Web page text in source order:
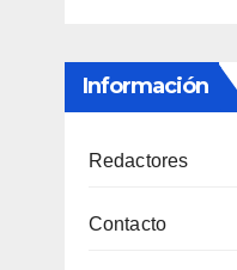
Información
Redactores
Contacto